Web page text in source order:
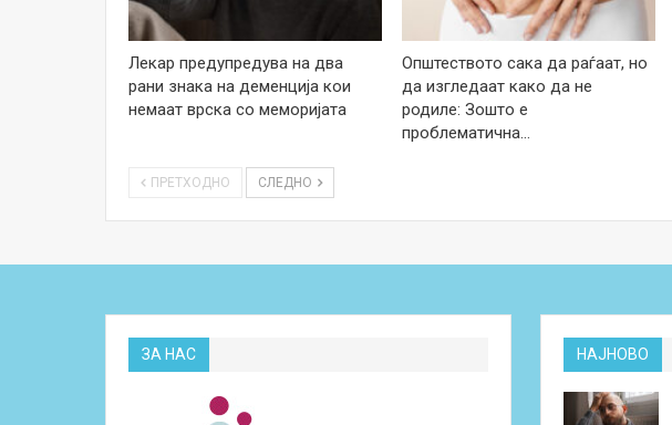
Лекар предупредува на два
рани знака на деменција кои
немаат врска со меморијата
Општеството сака да раѓаат, но
да изгледаат како да не
родиле: Зошто е
проблематична…
ПРЕТХОДНО СЛЕДНО
ЗА НАС НАЈНОВО